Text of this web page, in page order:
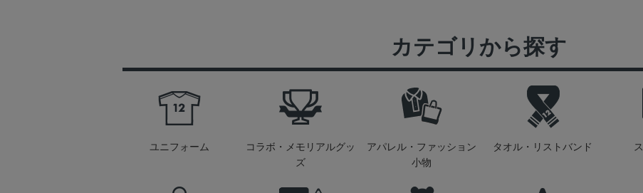
カテゴリから探す
ユニフォーム
コラボ・メモリアルグッ
ズ
アパレル・ファッション
小物
タオル・リストバンド